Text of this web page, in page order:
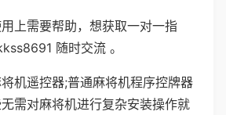
上需要帮助，想获取一对一指
随时交流 。
机遥控器;普通麻将机程序控牌器
需对麻将机进行复杂安装操作就